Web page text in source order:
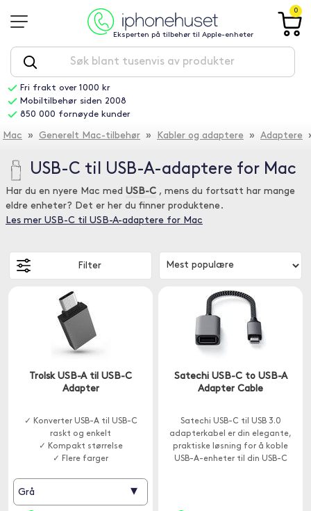
Eksperten på tilbehør til Apple-enheter
0
Fri frakt over 1000 kr
Mobiltilbehør siden 2008
850 000 fornøyde kunder
Mac » Generelt Mac-tilbehør » Kabler og adaptere » Adaptere
USB-C til USB-A-adaptere for Mac
Har du en nyere Mac med USB-C , mens du fortsatt har mange
eldre enheter? Det er her du finner produktene.
Les mer USB-C til USB-A-adaptere for Mac
Filter
Trolsk USB-A til USB-C
Adapter
✓ Konverter USB-A til USB-C
raskt og enkelt
✓ Kompakt størrelse
✓ Flere farger
Grå ▾
Satechi USB-C to USB-A
Adapter Cable
Satechi USB-C til USB 3.0
adapterkabel er din elegante,
praktiske løsning for å koble
USB-A-enheter til din USB-C